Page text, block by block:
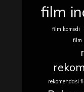
film
film komedi
film
rekomendasi